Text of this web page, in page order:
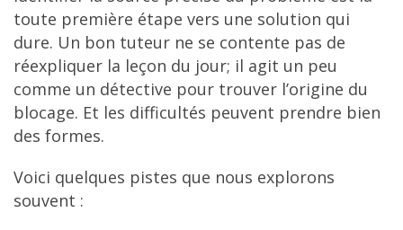
toute première étape vers une solution qui
dure. Un bon tuteur ne se contente pas de
réexpliquer la leçon du jour; il agit un peu
comme un détective pour trouver l’origine du
blocage. Et les difficultés peuvent prendre bien
des formes.
Voici quelques pistes que nous explorons
souvent :